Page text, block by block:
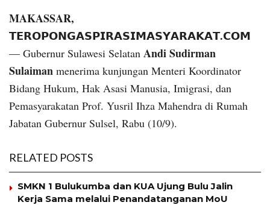
MAKASSAR,
𝗧𝗘𝗥𝗢𝗣𝗢𝗡𝗚𝗔𝗦𝗣𝗜𝗥𝗔𝗦𝗜𝗠𝗔𝗦𝗬𝗔𝗥𝗔𝗞𝗔𝗧.𝗖𝗢𝗠
— Gubernur Sulawesi Selatan Andi Sudirman
Sulaiman menerima kunjungan Menteri Koordinator
Bidang Hukum, Hak Asasi Manusia, Imigrasi, dan
Pemasyarakatan Prof. Yusril Ihza Mahendra di Rumah
Jabatan Gubernur Sulsel, Rabu (10/9).
RELATED POSTS
SMKN 1 Bulukumba dan KUA Ujung Bulu Jalin
Kerja Sama melalui Penandatanganan MoU